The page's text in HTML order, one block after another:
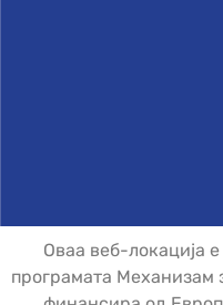
Оваа веб-локација
програмата Механизам